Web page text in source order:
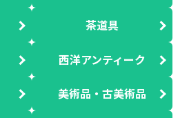
茶道具
西洋アンティーク
美術品・古美術品